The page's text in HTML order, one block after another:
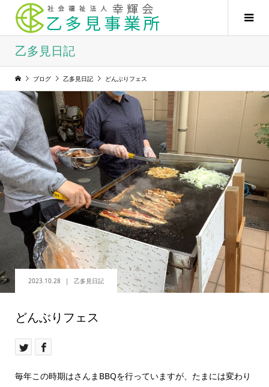
乙多見日記
ブログ 乙多見日記 どんぶりフェス
2023.10.28 乙多見日記
どんぶりフェス
毎年この時期はさんまBBQを行っていますが、たまには変わり